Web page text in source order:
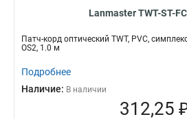
Lanmaster TWT-ST-
Патч-корд оптический TWT, PVC,
OS2, 1.0 м
Подробнее
Наличие: В наличии
312,25